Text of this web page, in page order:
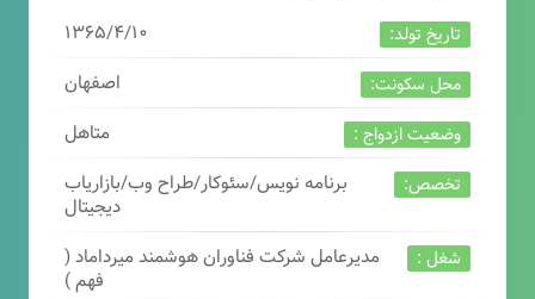
تاریخ تولد: ۱۳۶۵/۴/۱۰
محل سکونت: اصفهان
وضعیت ازدواج : متاهل
تخصص:
برنامه نویس/سئوکار/طراح وب/بازاریاب
دیجیتال
شغل :
مدیرعامل شرکت فناوران هوشمند میرداماد (
فهم )